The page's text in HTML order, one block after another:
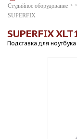
Студийное оборудование
SUPERFIX
SUPERFIX
Подставка для ноутбука